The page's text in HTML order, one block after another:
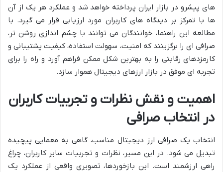
های پیشرو در بازار ایران پرداخته خواهد شد و عملکرد هر یک از آن
ها با تمرکز بر دیدگاه های کاربران مورد ارزیابی قرار می گیرد. با
مطالعه این راهنما، خوانندگان می توانند با چشم اندازی روشن تر،
صرافی ای را برگزینند که امنیت، سهولت استفاده، کیفیت پشتیبانی و
کارمزدهای رقابتی را به بهترین شکل ممکن فراهم آورد و راه را برای
تجربه ای موفق در بازار ارزهای دیجیتال هموار سازد.
اهمیت و نقش نظرات و تجربیات کاربران
در انتخاب صرافی
انتخاب یک صرافی ارز دیجیتال مناسب، گاهی به معمایی پیچیده
تبدیل می شود. در این مسیر، نظرات و تجربیات سایر کاربران، چراغ
راهی ارزشمند است. این بازخوردها، تصویری واقعی از عملکرد یک